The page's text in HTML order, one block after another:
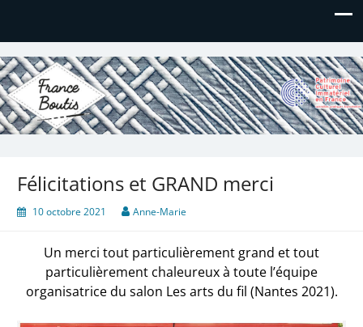
France Boutis
Le site de France Boutis
Félicitations et GRAND merci
10 octobre 2021 Anne-Marie
Un merci tout particulièrement grand et tout
particulièrement chaleureux à toute l’équipe
organisatrice du salon Les arts du fil (Nantes 2021).